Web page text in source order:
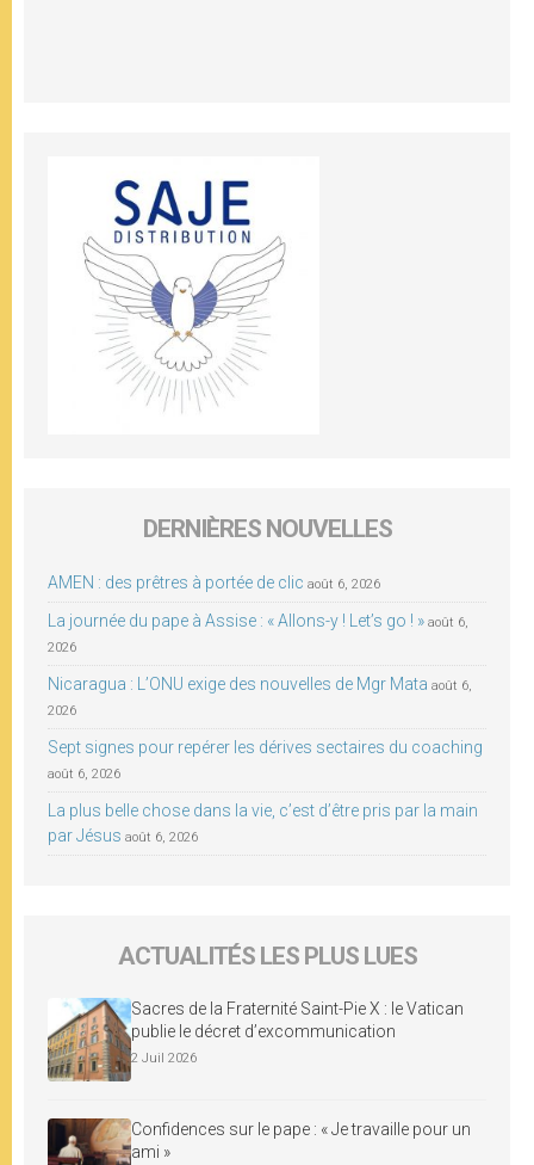
DERNIÈRES NOUVELLES
AMEN : des prêtres à portée de clic août 6, 2026
La journée du pape à Assise : « Allons-y ! Let’s go ! » août 6,
2026
Nicaragua : L’ONU exige des nouvelles de Mgr Mata août 6,
2026
Sept signes pour repérer les dérives sectaires du coaching
août 6, 2026
La plus belle chose dans la vie, c’est d’être pris par la main
par Jésus août 6, 2026
ACTUALITÉS LES PLUS LUES
Sacres de la Fraternité Saint-Pie X : le Vatican
publie le décret d’excommunication
2 Juil 2026
Confidences sur le pape : « Je travaille pour un
ami »